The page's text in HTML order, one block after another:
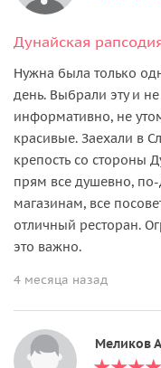
Нужна была только
день. Выбрали эту и
информативно, не
красивые. Заехали в
крепость со стороны
прям все душевно,
магазинам, все
отличный ресторан.
это важно.
4 месяца назад
Меликов